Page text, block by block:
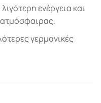
ενέργεια και
γερμανικές